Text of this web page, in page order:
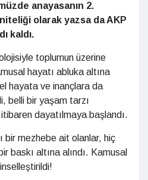
anayasanın 2.
olarak yazsa da AKP
kaldı.
toplumun üzerine
hayatı abluka altına
hayata ve inançlara da
belli bir yaşam tarzı
dayatılmaya başlandı.
bir mezhebe ait olanlar, hiç
baskı altına alındı. Kamusal